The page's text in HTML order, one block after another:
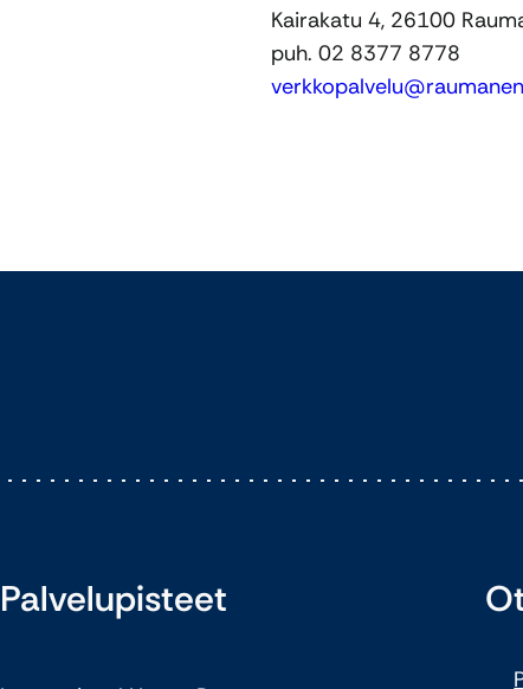
Kairakatu 4, 26100
puh. 02 8377 8778
Palvelupisteet